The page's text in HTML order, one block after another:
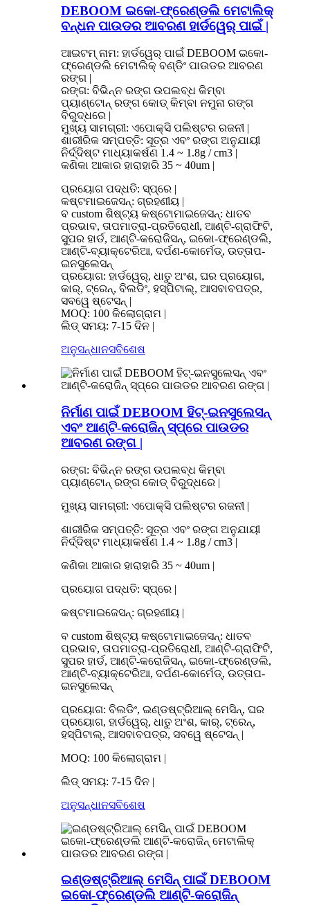
DEBOOM ଇକୋ-ଫ୍ରେଣ୍ଡଲି ମେଟାଲିକ୍
ବନ୍ଧନ ପାଉଡର ଆବରଣ ହାର୍ଡୱେର୍ ପାଇଁ |
ଆଇଟମ୍ ନାମ: ହାର୍ଡୱେର୍ ପାଇଁ DEBOOM ଇକୋ-
ଫ୍ରେଣ୍ଡଲି ମେଟାଲିକ୍ ବଣ୍ଡିଂ ପାଉଡର ଆବରଣ
ରଙ୍ଗ |
ରଙ୍ଗ: ବିଭିନ୍ନ ରଙ୍ଗ ଉପଲବ୍ଧ କିମ୍ବା
ପ୍ୟାଣ୍ଟୋନ୍ ରଙ୍ଗ କୋଡ୍ କିମ୍ବା ନମୁନା ରଙ୍ଗ
ବିରୁଦ୍ଧରେ |
ମୁଖ୍ୟ ସାମଗ୍ରୀ: ଏପୋକ୍ସି ପଲିଷ୍ଟର ରଜନୀ |
ଶାରୀରିକ ସମ୍ପତ୍ତି: ସୂତ୍ର ଏବଂ ରଙ୍ଗ ଅନୁଯାୟୀ
ନିର୍ଦ୍ଦିଷ୍ଟ ମାଧ୍ୟାକର୍ଷଣ 1.4 ~ 1.8g / cm3 |
କଣିକା ଆକାର ହାରାହାରି 35 ~ 40um |
ପ୍ରୟୋଗ ପଦ୍ଧତି: ସ୍ପ୍ରେ |
କଷ୍ଟମାଇଜେସନ୍: ଗ୍ରହଣୀୟ |
ବ custom ଶିଷ୍ଟ୍ୟ କଷ୍ଟୋମାଇଜେସନ୍: ଧାତବ
ପ୍ରଭାବ, ତାପମାତ୍ରା-ପ୍ରତିରୋଧୀ, ଆଣ୍ଟି-ଗ୍ରାଫିଟି,
ସୁପର ହାର୍ଡ, ଆଣ୍ଟି-କରୋଜିସନ୍, ଇକୋ-ଫ୍ରେଣ୍ଡଲି,
ଆଣ୍ଟି-ବ୍ୟାକ୍ଟେରିଆ, ଦର୍ପଣ-କୋର୍ମେଡ୍, ଉତ୍ତାପ-
ଇନସୁଲେସନ୍
ପ୍ରୟୋଗ: ହାର୍ଡୱେର୍, ଧାତୁ ଅଂଶ, ଘର ପ୍ରୟୋଗ,
କାର୍, ଟ୍ରେନ୍, ବିଲଡିଂ, ହସ୍ପିଟାଲ୍, ଆସବାବପତ୍ର,
ସବୱେ ଷ୍ଟେସନ୍ |
MOQ: 100 କିଲୋଗ୍ରାମ |
ଲିଡ୍ ସମୟ: 7-15 ଦିନ |
ଅନୁସନ୍ଧାନସବିଶେଷ
ନିର୍ମାଣ ପାଇଁ DEBOOM ହିଟ୍-ଇନସୁଲେସନ୍
ଏବଂ ଆଣ୍ଟି-କରୋଜିନ୍ ସ୍ପ୍ରେ ପାଉଡର
ଆବରଣ ରଙ୍ଗ |
ରଙ୍ଗ: ବିଭିନ୍ନ ରଙ୍ଗ ଉପଲବ୍ଧ କିମ୍ବା
ପ୍ୟାଣ୍ଟୋନ୍ ରଙ୍ଗ କୋଡ୍ ବିରୁଦ୍ଧରେ |
ମୁଖ୍ୟ ସାମଗ୍ରୀ: ଏପୋକ୍ସି ପଲିଷ୍ଟର ରଜନୀ |
ଶାରୀରିକ ସମ୍ପତ୍ତି: ସୂତ୍ର ଏବଂ ରଙ୍ଗ ଅନୁଯାୟୀ
ନିର୍ଦ୍ଦିଷ୍ଟ ମାଧ୍ୟାକର୍ଷଣ 1.4 ~ 1.8g / cm3 |
କଣିକା ଆକାର ହାରାହାରି 35 ~ 40um |
ପ୍ରୟୋଗ ପଦ୍ଧତି: ସ୍ପ୍ରେ |
କଷ୍ଟମାଇଜେସନ୍: ଗ୍ରହଣୀୟ |
ବ custom ଶିଷ୍ଟ୍ୟ କଷ୍ଟୋମାଇଜେସନ୍: ଧାତବ
ପ୍ରଭାବ, ତାପମାତ୍ରା-ପ୍ରତିରୋଧୀ, ଆଣ୍ଟି-ଗ୍ରାଫିଟି,
ସୁପର ହାର୍ଡ, ଆଣ୍ଟି-କରୋଜିସନ୍, ଇକୋ-ଫ୍ରେଣ୍ଡଲି,
ଆଣ୍ଟି-ବ୍ୟାକ୍ଟେରିଆ, ଦର୍ପଣ-କୋର୍ମେଡ୍, ଉତ୍ତାପ-
ଇନସୁଲେସନ୍
ପ୍ରୟୋଗ: ବିଲଡିଂ, ଇଣ୍ଡଷ୍ଟ୍ରିଆଲ୍ ମେସିନ୍, ଘର
ପ୍ରୟୋଗ, ହାର୍ଡୱେର୍, ଧାତୁ ଅଂଶ, କାର୍, ଟ୍ରେନ୍,
ହସ୍ପିଟାଲ୍, ଆସବାବପତ୍ର, ସବୱେ ଷ୍ଟେସନ୍ |
MOQ: 100 କିଲୋଗ୍ରାମ |
ଲିଡ୍ ସମୟ: 7-15 ଦିନ |
ଅନୁସନ୍ଧାନସବିଶେଷ
ଇଣ୍ଡଷ୍ଟ୍ରିଆଲ୍ ମେସିନ୍ ପାଇଁ DEBOOM
ଇକୋ-ଫ୍ରେଣ୍ଡଲି ଆଣ୍ଟି-କରୋଜିନ୍